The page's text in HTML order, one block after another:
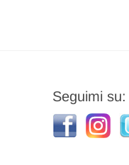
Seguimi su: